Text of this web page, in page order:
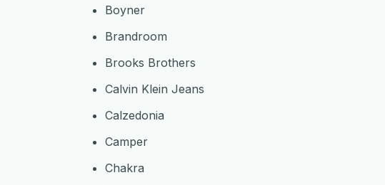
Boyner
Brandroom
Brooks Brothers
Calvin Klein Jeans
Calzedonia
Camper
Chakra